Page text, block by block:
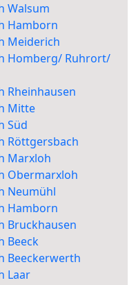
Walsum
Hamborn
Meiderich
Homberg/ Ruhrort/
Rheinhausen
Mitte
Süd
Röttgersbach
Marxloh
Obermarxloh
Neumühl
Hamborn
Bruckhausen
Beeck
Beeckerwerth
Laar